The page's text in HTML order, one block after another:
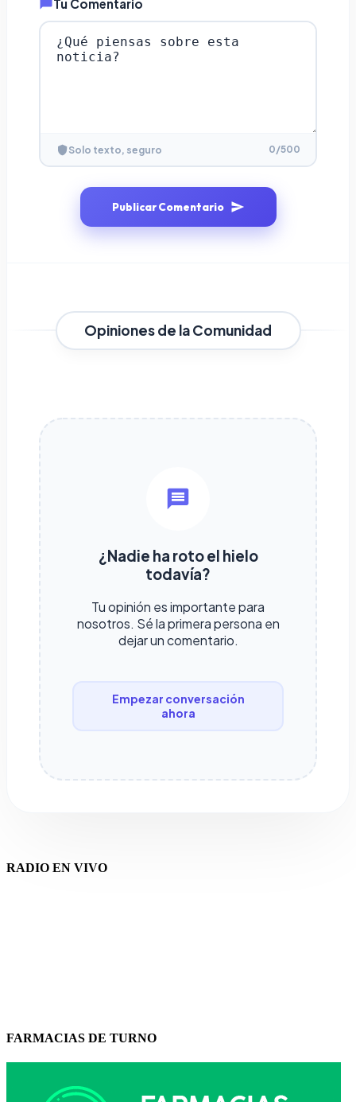
Tu Comentario
Solo texto, seguro 0/500
Publicar Comentario
Opiniones de la Comunidad
¿Nadie ha roto el hielo
todavía?
Tu opinión es importante para
nosotros. Sé la primera persona en
dejar un comentario.
Empezar conversación
ahora
RADIO EN VIVO
FARMACIAS DE TURNO